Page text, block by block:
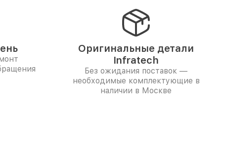
Оригинальные детали
Infratech
Без ожидания поставок —
необходимые комплектующие в
наличии в Москве